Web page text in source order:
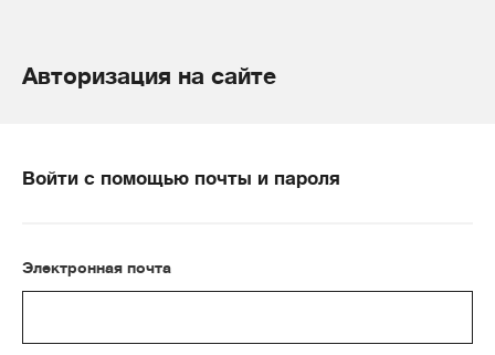
Авторизация на сайте
Войти с помощью почты и пароля
Электронная почта